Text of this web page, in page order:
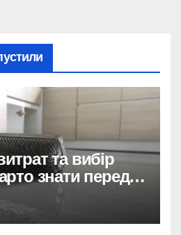
та вибір
знати перед
наливну підлогу